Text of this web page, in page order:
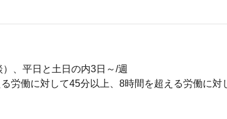
、平日と土日の内3日～/週
労働に対して45分以上、8時間を超える労働に対